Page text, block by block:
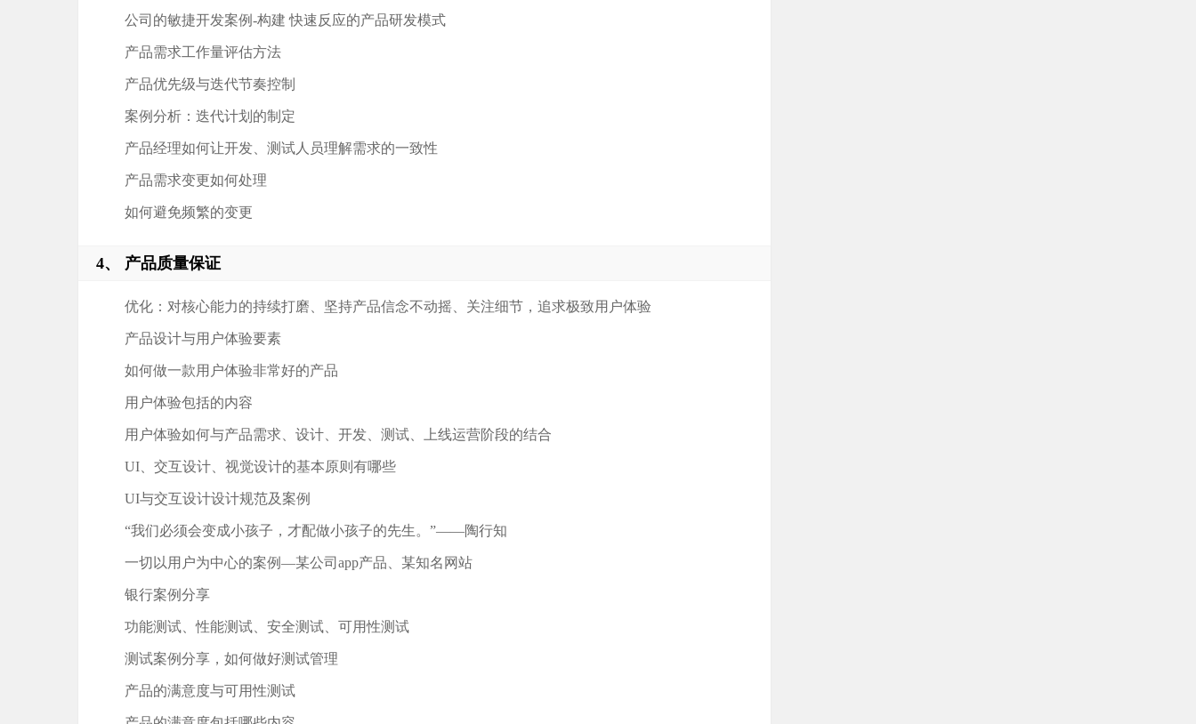
公司的敏捷开发案例-构建 快速反应的产品研发模式
产品需求工作量评估方法
产品优先级与迭代节奏控制
案例分析：迭代计划的制定
产品经理如何让开发、测试人员理解需求的一致性
产品需求变更如何处理
如何避免频繁的变更
4、 产品质量保证
优化：对核心能力的持续打磨、坚持产品信念不动摇、关注细节，追求极致用户体验
产品设计与用户体验要素
如何做一款用户体验非常好的产品
用户体验包括的内容
用户体验如何与产品需求、设计、开发、测试、上线运营阶段的结合
UI、交互设计、视觉设计的基本原则有哪些
UI与交互设计设计规范及案例
“我们必须会变成小孩子，才配做小孩子的先生。”——陶行知
一切以用户为中心的案例—某公司app产品、某知名网站
银行案例分享
功能测试、性能测试、安全测试、可用性测试
测试案例分享，如何做好测试管理
产品的满意度与可用性测试